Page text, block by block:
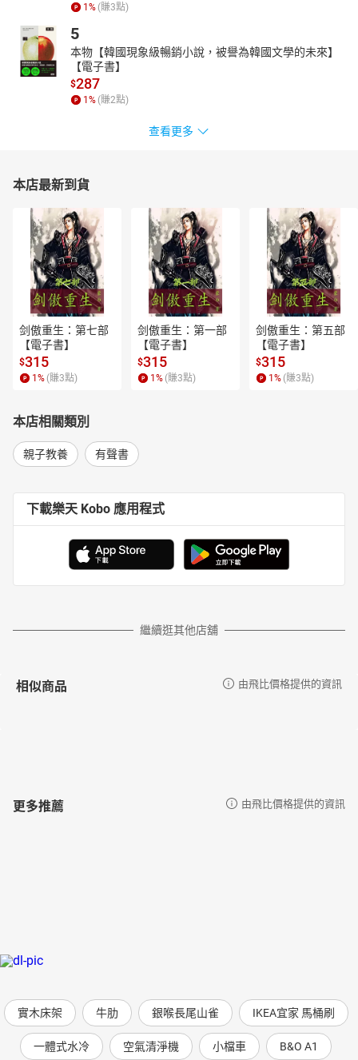
作者與朗讀者介紹
作者序
目錄
「一撮髮」里蓋1——特殊的本事
「一撮髮」里蓋2——特殊的「魔法」
少女與獅子
阿里巴巴與四十大盜1——芝麻開門
阿里巴巴與四十大盜2——聰明的女僕
母親節的由來
母親的煩惱
所羅門王的智慧
一個母親的故事
柏修斯的故事1——灰娘
柏修斯的故事2——魅杜莎
柏修斯的故事3——返鄉
奧丁為什麼是獨眼
巴爾德之死
洛基的詭計
玻璃瓶裡的妖精
魔菜
撒謊的人
三個幸運兒
國際性的父親節
驕傲的爆竹
六個奇人的故事
漁翁傳奇
天鵝湖2——愛的誓言
烏鴉和翠鳥
公審石頭
枕中記
找觀音算賬
秀才出海
君子國
1 % (賺3點)
5
本物【韓國現象級暢銷小說，被譽為韓國文學的未來】
【電子書】
$287
1 % (賺2點)
查看更多
本店最新到貨
剑傲重生：第七部
【電子書】
$315
1 % (賺3點)
剑傲重生：第一部
【電子書】
$315
1 % (賺3點)
剑傲重生：第五部
【電子書】
$315
1 % (賺3點)
本店相關類別
親子教養 有聲書
下載樂天 Kobo 應用程式
繼續逛其他店舖
相似商品 由飛比價格提供的資訊
更多推薦 由飛比價格提供的資訊
實木床架 牛肋 銀喉長尾山雀 IKEA宜家 馬桶刷
一體式水冷 空氣清淨機 小檔車 B&O A1